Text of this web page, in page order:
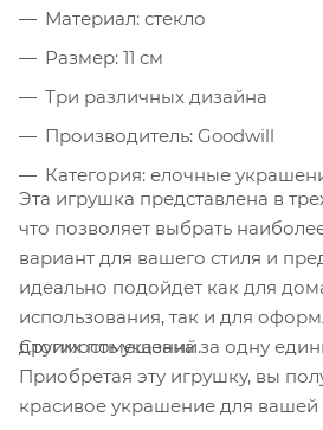
Материал: стекло
Размер: 11 см
Три различных дизайна
Производитель: Goodwill
Категория: елочные
Эта игрушка представлена в
что позволяет выбрать
вариант для вашего стиля и
идеально подойдет как для
использования, так и для
других помещений.
Стоимость указана за одну
Приобретая эту игрушку, вы
красивое украшение для вашей